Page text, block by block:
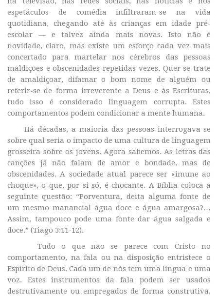
espetáculos de comédia infiltraram-se na vida
quotidiana, chegando até às crianças em idade pré-
escolar — e talvez ainda mais novas. Isto não é
novidade, claro, mas existe um esforço cada vez mais
concertado para martelar nos cérebros das pessoas
maldições e obscenidades repetidas vezes. Quer se trate
de amaldiçoar, difamar o bom nome de alguém ou
referir-se de forma irreverente a Deus e às Escrituras,
tudo isso é considerado linguagem corrupta. Estes
comportamentos podem condicionar a mente humana.
Há décadas, a maioria das pessoas interrogava-se
sobre qual seria o impacto de uma cultura de linguagem
grosseira sobre os jovens. Agora sabemos. As letras das
canções já não falam de amor e bondade, mas de
obscenidades. A sociedade atual parece ser «imune ao
choque», o que, por si só, é chocante. A Bíblia coloca a
seguinte questão: “Porventura, deita alguma fonte de
um mesmo manancial água doce e água amargosa?…
Assim, tampouco pode uma fonte dar água salgada e
doce.” (Tiago 3:11-12).
Tudo o que não se parece com Cristo no
comportamento, na fala ou na disposição entristece o
Espírito de Deus. Cada um de nós tem uma língua e uma
voz. Estes instrumentos da fala podem ser usados
destrutivamente ou empregados de forma construtiva.